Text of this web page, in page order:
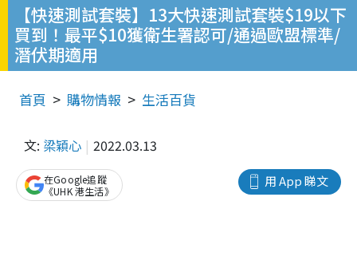
【快速測試套裝】13大快速測試套裝$19以下
買到！最平$10獲衛生署認可/通過歐盟標準/
潛伏期適用
首頁 購物情報 生活百貨
文: 梁穎心 2022.03.13
用 App 睇文
在Google追蹤
《UHK 港生活》